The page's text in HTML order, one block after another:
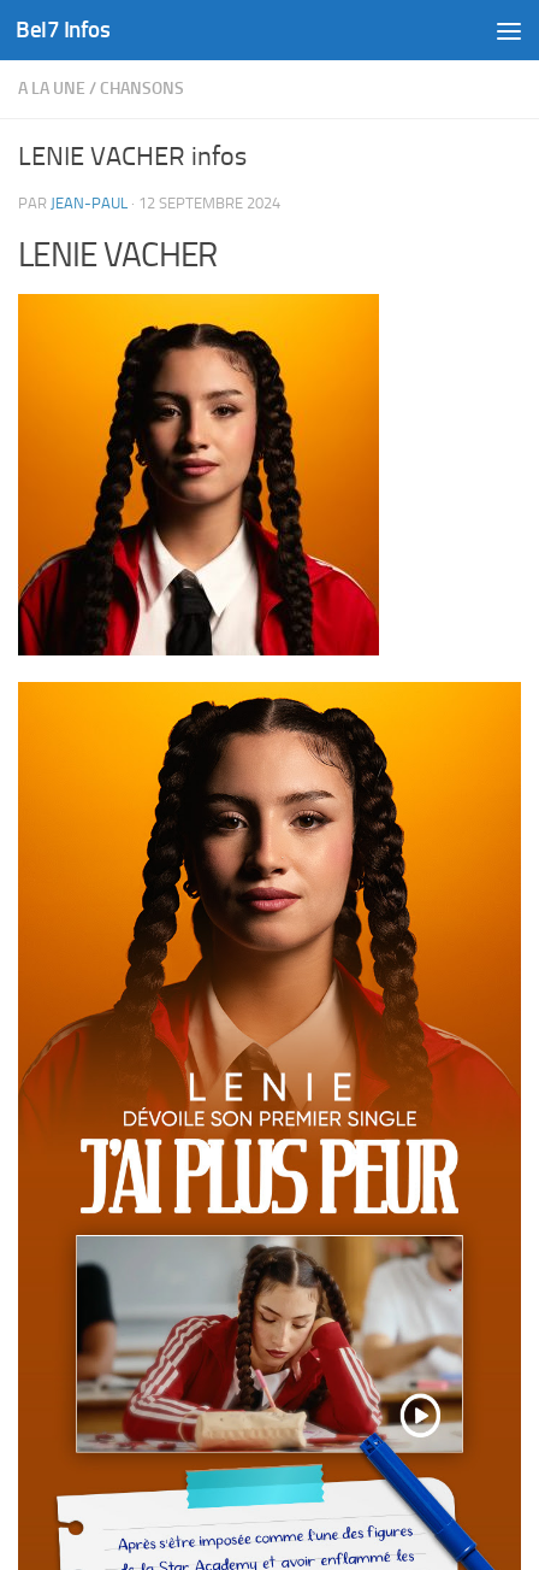
Skip to content
Bel7 Infos
A LA UNE / CHANSONS
LENIE VACHER infos
PAR JEAN-PAUL · 12 SEPTEMBRE 2024
LENIE VACHER